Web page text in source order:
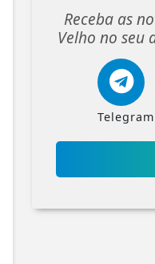
Receba as
Velho no seu
Telegram